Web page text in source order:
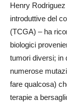
Henry
introduttive del
(TCGA) – ha
biologici
tumori diversi; in
numerose
fare qualcosa)
terapie a